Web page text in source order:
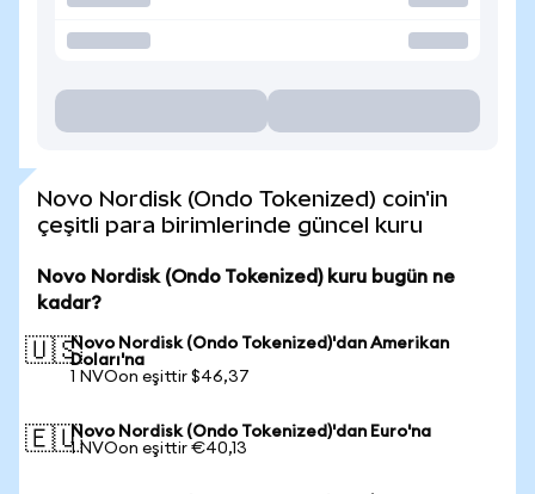
Novo Nordisk (Ondo Tokenized) coin'in
çeşitli para birimlerinde güncel kuru
Novo Nordisk (Ondo Tokenized) kuru bugün ne
kadar?
🇺🇸Novo Nordisk (Ondo Tokenized)'dan Amerikan
Doları'na
1 NVOon eşittir $46,37
🇪🇺Novo Nordisk (Ondo Tokenized)'dan Euro'na
1 NVOon eşittir €40,13